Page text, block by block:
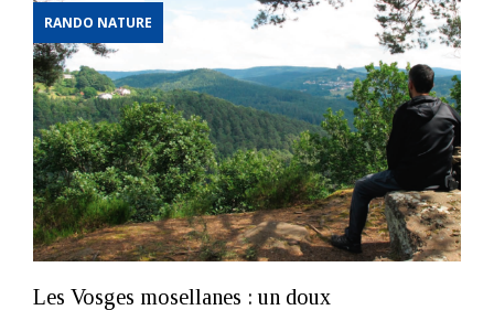
RANDO NATURE
Les Vosges mosellanes : un doux